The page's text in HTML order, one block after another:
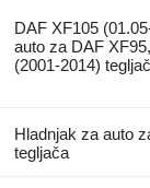
DAF XF105
auto za DAF
(2001-2014)
Hladnjak za auto
tegljača